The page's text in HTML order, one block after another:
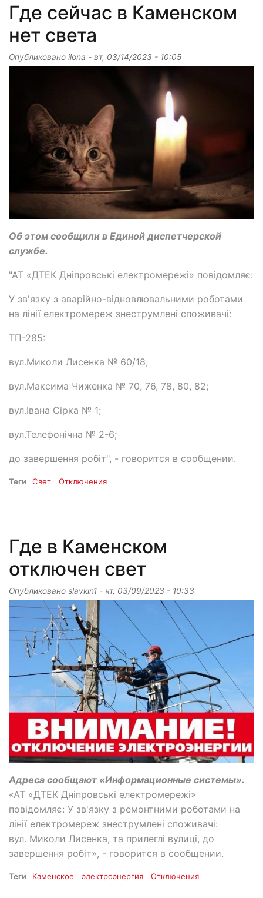
Где сейчас в Каменском
нет света
Опубликовано ilona - вт, 03/14/2023 - 10:05
Об этом сообщили в Единой диспетчерской
службе.
"АТ «ДТЕК Дніпровські електромережі» повідомляє:
У зв'язку з аварійно-відновлювальними роботами
на лінії електромереж знеструмлені споживачі:
ТП-285:
вул.Миколи Лисенка № 60/18;
вул.Максима Чиженка № 70, 76, 78, 80, 82;
вул.Івана Сірка № 1;
вул.Телефонічна № 2-6;
до завершення робіт", - говорится в сообщении.
Теги Свет Отключения
Где в Каменском
отключен свет
Опубликовано slavkin1 - чт, 03/09/2023 - 10:33
Адреса сообщают «Информационные системы».
«АТ «ДТЕК Дніпровські електромережі»
повідомляє: У зв'язку з ремонтними роботами на
лінії електромереж знеструмлені споживачі:
вул. Миколи Лисенка, та прилеглі вулиці, до
завершення робіт», - говорится в сообщении.
Теги Каменское электроэнергия Отключения